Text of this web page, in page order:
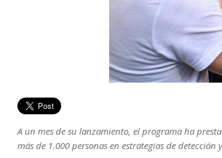
A un mes de su lanzamiento, el programa ha
más de 1.000 personas en estrategias de